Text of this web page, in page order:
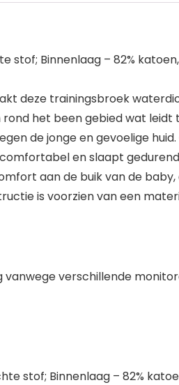
stof; Binnenlaag – 82%
deze trainingsbroek
het been gebied wat
de jonge en gevoelige
en slaapt
aan de buik van de
is voorzien van een
vanwege verschillende
stof; Binnenlaag – 82%